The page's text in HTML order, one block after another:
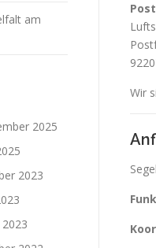
Wir
am
2025
2023